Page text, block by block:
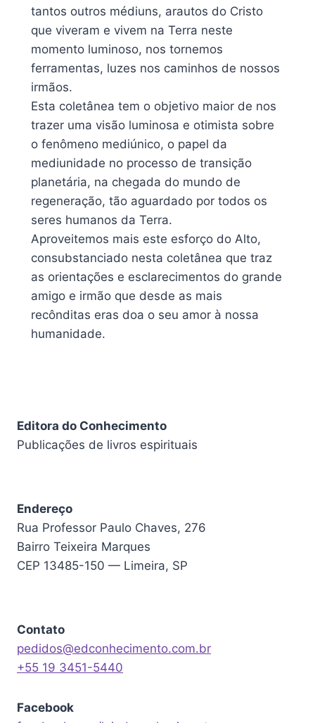
tantos outros médiuns, arautos do Cristo
que viveram e vivem na Terra neste
momento luminoso, nos tornemos
ferramentas, luzes nos caminhos de nossos
irmãos.
Esta coletânea tem o objetivo maior de nos
trazer uma visão luminosa e otimista sobre
o fenômeno mediúnico, o papel da
mediunidade no processo de transição
planetária, na chegada do mundo de
regeneração, tão aguardado por todos os
seres humanos da Terra.
Aproveitemos mais este esforço do Alto,
consubstanciado nesta coletânea que traz
as orientações e esclarecimentos do grande
amigo e irmão que desde as mais
recônditas eras doa o seu amor à nossa
humanidade.
Editora do Conhecimento
Publicações de livros espirituais
Endereço
Rua Professor Paulo Chaves, 276
Bairro Teixeira Marques
CEP 13485-150 — Limeira, SP
Contato
pedidos@edconhecimento.com.br
+55 19 3451-5440
Facebook